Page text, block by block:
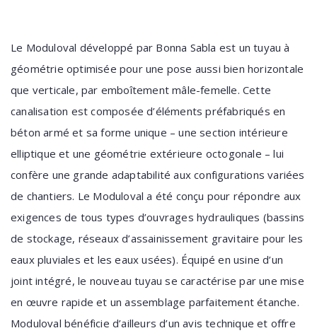
Le Moduloval développé par Bonna Sabla est un tuyau à
géométrie optimisée pour une pose aussi bien horizontale
que verticale, par emboîtement mâle-femelle. Cette
canalisation est composée d’éléments préfabriqués en
béton armé et sa forme unique – une section intérieure
elliptique et une géométrie extérieure octogonale – lui
confère une grande adaptabilité aux configurations variées
de chantiers. Le Moduloval a été conçu pour répondre aux
exigences de tous types d’ouvrages hydrauliques (bassins
de stockage, réseaux d’assainissement gravitaire pour les
eaux pluviales et les eaux usées). Équipé en usine d’un
joint intégré, le nouveau tuyau se caractérise par une mise
en œuvre rapide et un assemblage parfaitement étanche.
Moduloval bénéficie d’ailleurs d’un avis technique et offre